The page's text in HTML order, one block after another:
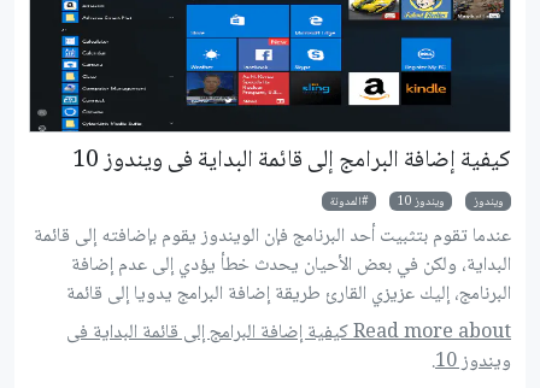
كيفية إضافة البرامج إلى قائمة البداية فى ويندوز 10
ويندوز ويندوز 10 المدونة
عندما تقوم بتثبيت أحد البرنامج فإن الويندوز يقوم بإضافته إلى قائمة
البداية، ولكن في بعض الأحيان يحدث خطأ يؤدي إلى عدم إضافة
البرنامج، إليك عزيزي القارئ طريقة إضافة البرامج يدويا إلى قائمة
البداية.
Read more about كيفية إضافة البرامج إلى قائمة البداية فى
ويندوز 10.